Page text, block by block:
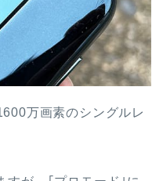
万画素のシングルレ